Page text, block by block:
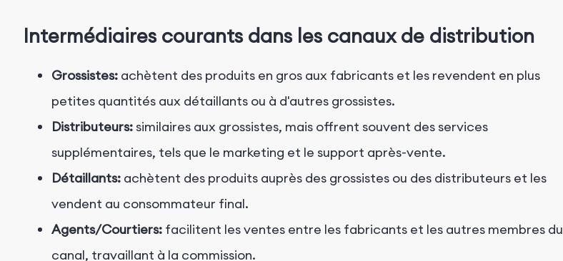
Intermédiaires courants dans les canaux de distribution
Grossistes: achètent des produits en gros aux fabricants et les revendent en plus
petites quantités aux détaillants ou à d'autres grossistes.
Distributeurs:similaires aux grossistes, mais offrent souvent des services
supplémentaires, tels que le marketing et le support après-vente.
Détaillants: achètent des produits auprès des grossistes ou des distributeurs et les
vendent au consommateur final.
Agents/Courtiers: facilitent les ventes entre les fabricants et les autres membres du
canal, travaillant à la commission.